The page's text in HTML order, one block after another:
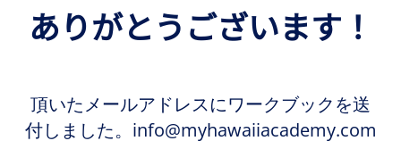
ありがとうございます！
頂いたメールアドレスにワークブックを送
付しました。info@myhawaiiacademy.com